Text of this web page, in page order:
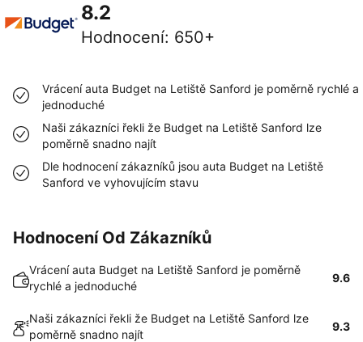
8.2
Hodnocení: 650+
Vrácení auta Budget na Letiště Sanford je poměrně rychlé a
jednoduché
Naši zákazníci řekli že Budget na Letiště Sanford lze
poměrně snadno najít
Dle hodnocení zákazníků jsou auta Budget na Letiště
Sanford ve vyhovujícím stavu
Hodnocení Od Zákazníků
Vrácení auta Budget na Letiště Sanford je poměrně
rychlé a jednoduché
9.6
Naši zákazníci řekli že Budget na Letiště Sanford lze
poměrně snadno najít
9.3